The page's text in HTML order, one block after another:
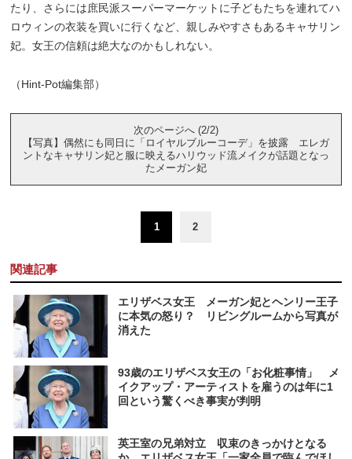
たり、さらには庶民派スーパーマーケットに子どもたちを連れてハ
ロウィンの衣装を買いに行くなど、親しみやすさもあるキャサリン
妃。女王の信頼は絶大なのかもしれない。
（Hint-Pot編集部）
次のページへ (2/2)
【写真】偶然にも同日に「ロイヤルブルーコーデ」を披露 エレガ
ントなキャサリン妃と服に映えるハリウッド流メイクが話題となっ
たメーガン妃
1 2
関連記事
エリザベス女王 メーガン妃とヘンリー王子
に本気の怒り？ リビングルームから写真が
消えた
93歳のエリザベス女王の「お化粧事情」 メ
イクアップ・アーティストを雇うのは年に1
回という驚くべき事実が判明
英王室の兄弟対立 収束のきっかけとなる